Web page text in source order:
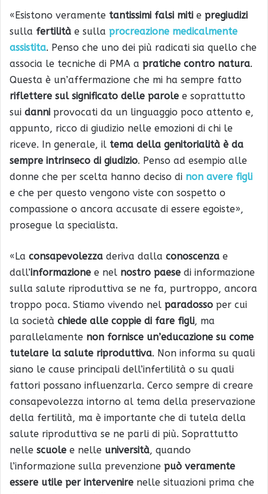
«Esistono veramente tantissimi falsi miti e pregiudizi
sulla fertilità e sulla procreazione medicalmente
assistita. Penso che uno dei più radicati sia quello che
associa le tecniche di PMA a pratiche contro natura.
Questa è un’affermazione che mi ha sempre fatto
riflettere sul significato delle parole e soprattutto
sui danni provocati da un linguaggio poco attento e,
appunto, ricco di giudizio nelle emozioni di chi le
riceve. In generale, il tema della genitorialità è da
sempre intrinseco di giudizio. Penso ad esempio alle
donne che per scelta hanno deciso di non avere figli
e che per questo vengono viste con sospetto o
compassione o ancora accusate di essere egoiste»,
prosegue la specialista.
«La consapevolezza deriva dalla conoscenza e
dall’informazione e nel nostro paese di informazione
sulla salute riproduttiva se ne fa, purtroppo, ancora
troppo poca. Stiamo vivendo nel paradosso per cui
la società chiede alle coppie di fare figli, ma
parallelamente non fornisce un’educazione su come
tutelare la salute riproduttiva. Non informa su quali
siano le cause principali dell’infertilità o su quali
fattori possano influenzarla. Cerco sempre di creare
consapevolezza intorno al tema della preservazione
della fertilità, ma è importante che di tutela della
salute riproduttiva se ne parli di più. Soprattutto
nelle scuole e nelle università, quando
l’informazione sulla prevenzione può veramente
essere utile per intervenire nelle situazioni prima che